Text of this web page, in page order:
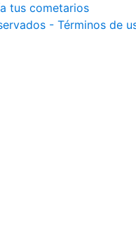
tus cometarios
- Términos de